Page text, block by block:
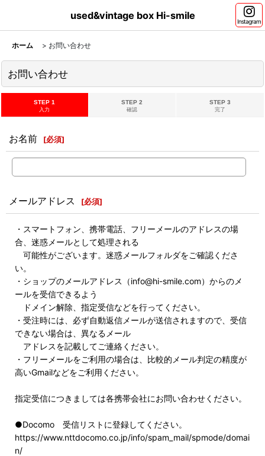
used&vintage box Hi-smile
Instagram
ホーム > お問い合わせ
お問い合わせ
STEP 1
入力
STEP 2
確認
STEP 3
完了
お名前 [必須]
メールアドレス [必須]
・スマートフォン、携帯電話、フリーメールのアドレスの場
合、迷惑メールとして処理される
可能性がございます。迷惑メールフォルダをご確認くださ
い。
・ショップのメールアドレス（info@hi-smile.com）からのメ
ールを受信できるよう
ドメイン解除、指定受信などを行ってください。
・受注時には、必ず自動返信メールが送信されますので、受信
できない場合は、異なるメール
アドレスを記載してご連絡ください。
・フリーメールをご利用の場合は、比較的メール判定の精度が
高いGmailなどをご利用ください。
指定受信につきましては各携帯会社にお問い合わせください。
●Docomo 受信リストに登録してください。
https://www.nttdocomo.co.jp/info/spam_mail/spmode/domai
n/